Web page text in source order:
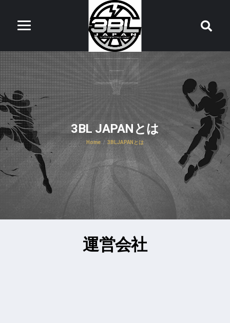
3BL JAPANとは
Home 3BL JAPANとは
運営会社